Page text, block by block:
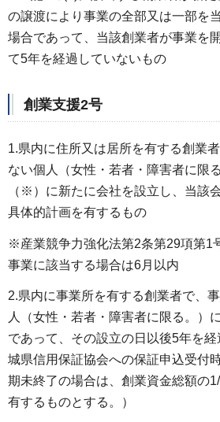
の譲渡により事業の全部又は一部を
場合であって、当該創業者が事業を
て5年を経過していないもの
創業支援2号
1.県内に住所又は居所を有する創業
ない個人（女性・若者・障害者に限
（※）に新たに会社を設立し、当該
具体的計画を有するもの
※産業競争力強化法第2条第29項第1
事業に該当する場合は6月以内
2.県内に事業所を有する創業者で、
人（女性・若者・障害者に限る。）
であって、その設立の日以後5年を
城県信用保証協会への保証申込受付
期未終了の場合は、創業資金総額の
有するものとする。）